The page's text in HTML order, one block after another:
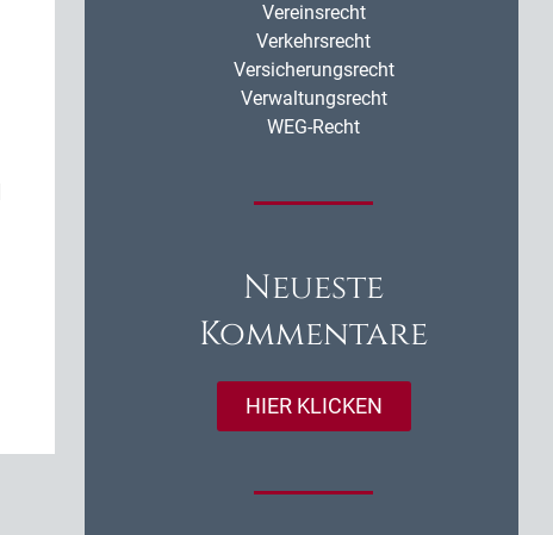
Vereinsrecht
Verkehrsrecht
Versicherungsrecht
Verwaltungsrecht
WEG-Recht
Neueste
Kommentare
HIER KLICKEN